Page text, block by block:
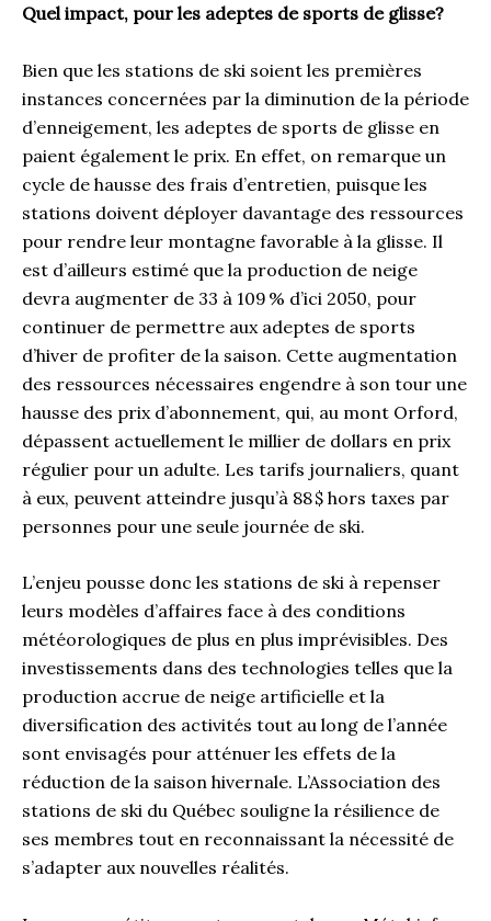
Quel impact, pour les adeptes de sports de glisse?
Bien que les stations de ski soient les premières
instances concernées par la diminution de la période
d’enneigement, les adeptes de sports de glisse en
paient également le prix. En effet, on remarque un
cycle de hausse des frais d’entretien, puisque les
stations doivent déployer davantage des ressources
pour rendre leur montagne favorable à la glisse. Il
est d’ailleurs estimé que la production de neige
devra augmenter de 33 à 109 % d’ici 2050, pour
continuer de permettre aux adeptes de sports
d’hiver de profiter de la saison. Cette augmentation
des ressources nécessaires engendre à son tour une
hausse des prix d’abonnement, qui, au mont Orford,
dépassent actuellement le millier de dollars en prix
régulier pour un adulte. Les tarifs journaliers, quant
à eux, peuvent atteindre jusqu’à 88 $ hors taxes par
personnes pour une seule journée de ski.
L’enjeu pousse donc les stations de ski à repenser
leurs modèles d’affaires face à des conditions
météorologiques de plus en plus imprévisibles. Des
investissements dans des technologies telles que la
production accrue de neige artificielle et la
diversification des activités tout au long de l’année
sont envisagés pour atténuer les effets de la
réduction de la saison hivernale. L’Association des
stations de ski du Québec souligne la résilience de
ses membres tout en reconnaissant la nécessité de
s’adapter aux nouvelles réalités.